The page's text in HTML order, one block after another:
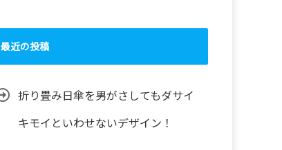
最近の投稿
折り畳み日傘を男がさしてもダサイ
キモイといわせないデザイン！